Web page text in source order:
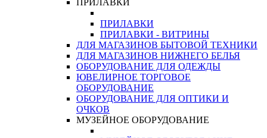
ПРИЛАВКИ
ПРИЛАВКИ
ПРИЛАВКИ - ВИТРИНЫ
ДЛЯ МАГАЗИНОВ БЫТОВОЙ ТЕХНИКИ
ДЛЯ МАГАЗИНОВ НИЖНЕГО БЕЛЬЯ
ОБОРУДОВАНИЕ ДЛЯ ОДЕЖДЫ
ЮВЕЛИРНОЕ ТОРГОВОЕ
ОБОРУДОВАНИЕ
ОБОРУДОВАНИЕ ДЛЯ ОПТИКИ И
ОЧКОВ
МУЗЕЙНОЕ ОБОРУДОВАНИЕ